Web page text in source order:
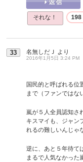
それな！ 198
33 名無しだＪ より
2016年1月5日 3:24 PM
国民的と呼ばれる位
まで（ファンではな
嵐が５人全員認知さ
キスマイも、ジャン
れるの難しいんじゃ
逆に、あと５年待て
まるで人気なかった